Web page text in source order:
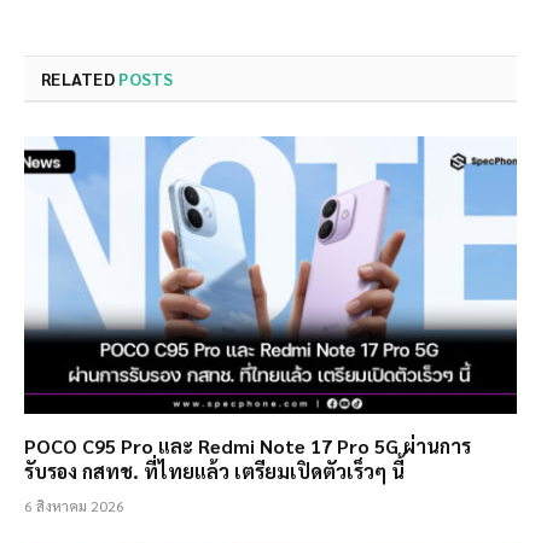
RELATED POSTS
POCO C95 Pro และ Redmi Note 17 Pro 5G ผ่านการ
รับรอง กสทช. ที่ไทยแล้ว เตรียมเปิดตัวเร็วๆ นี้
6 สิงหาคม 2026